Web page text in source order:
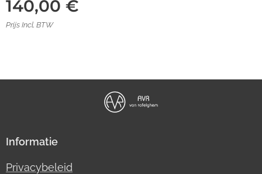
140,00 €
Prijs Incl. BTW
Informatie
Privacybeleid